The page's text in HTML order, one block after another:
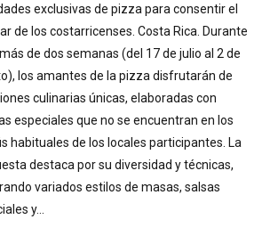
exclusivas de pizza para consentir el
de los costarricenses. Costa Rica. Durante
de dos semanas (del 17 de julio al 2 de
los amantes de la pizza disfrutarán de
culinarias únicas, elaboradas con
especiales que no se encuentran en los
habituales de los locales participantes. La
destaca por su diversidad y técnicas,
variados estilos de masas, salsas
y…